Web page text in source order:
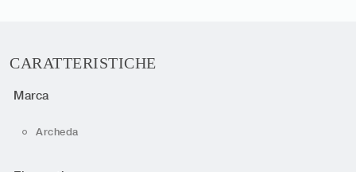
CARATTERISTICHE
Marca
Archeda